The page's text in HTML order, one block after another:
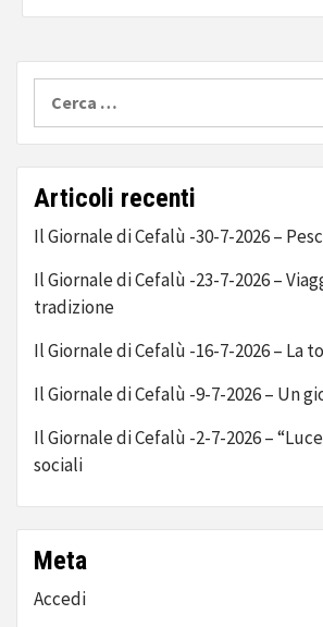
Articoli recenti
Il Giornale di Cefalù -30-7-2026 –
Il Giornale di Cefalù -23-7-2026 –
tradizione
Il Giornale di Cefalù -16-7-2026 – La
Il Giornale di Cefalù -9-7-2026 – Un
Il Giornale di Cefalù -2-7-2026 –
sociali
Meta
Accedi